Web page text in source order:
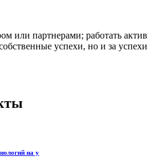
или партнерами; работать
успехи, но и за
на у